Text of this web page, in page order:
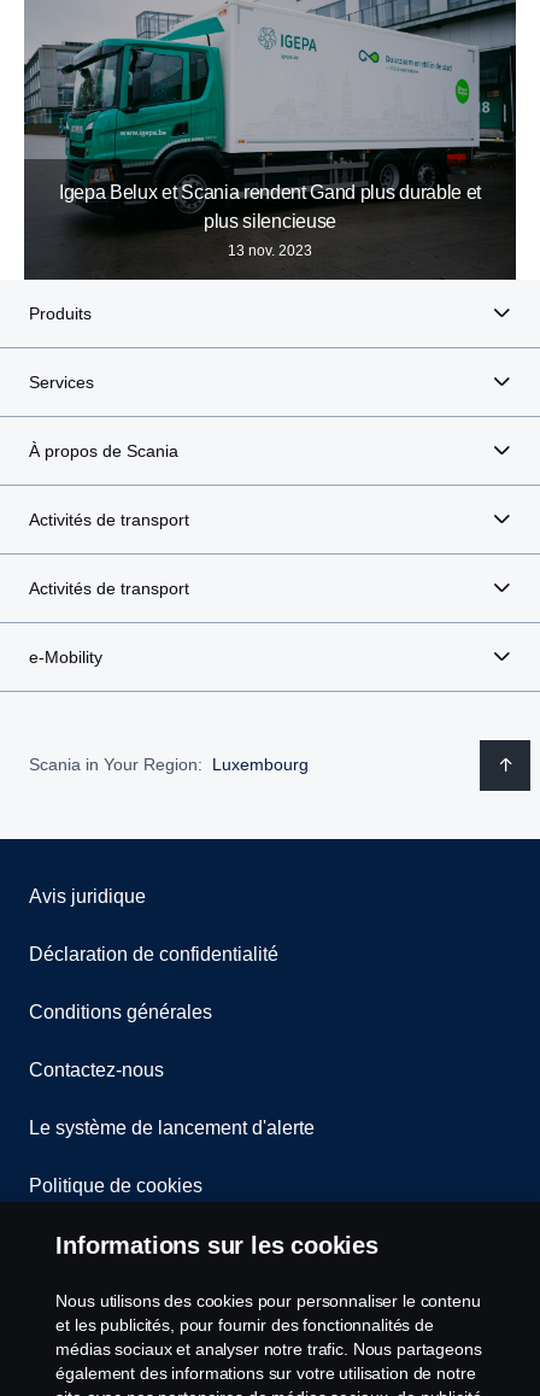
Igepa Belux et Scania rendent Gand plus durable et
plus silencieuse
13 nov. 2023
Produits
Services
À propos de Scania
Activités de transport
Activités de transport
e-Mobility
Scania in Your Region: Luxembourg
Avis juridique
Déclaration de confidentialité
Conditions générales
Contactez-nous
Le système de lancement d'alerte
Politique de cookies
Paramètres des cookies
Informations sur les cookies
Nous utilisons des cookies pour personnaliser le contenu
et les publicités, pour fournir des fonctionnalités de
médias sociaux et analyser notre trafic. Nous partageons
également des informations sur votre utilisation de notre